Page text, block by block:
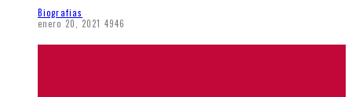
Biografias
enero 20, 2021 4946